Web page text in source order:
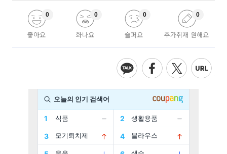
좋아요
0
화나요
0
슬퍼요
0
추가취재 원해요
0